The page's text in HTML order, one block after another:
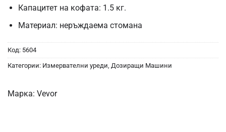
Капацитет на кофата: 1.5 кг.
Материал: неръждаема стомана
Код: 5604
Категории: Измервателни уреди Дозиращи Машини
Марка: Vevor